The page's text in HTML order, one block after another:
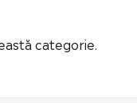
categorie.